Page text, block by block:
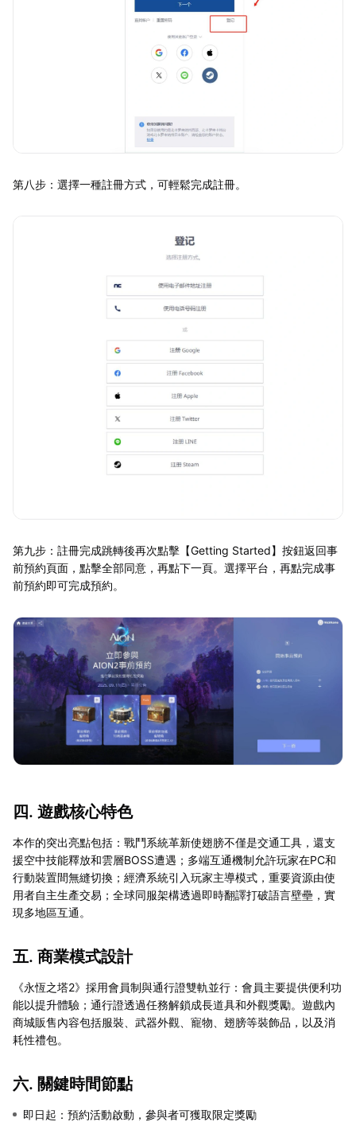
第八步：選擇一種註冊方式，可輕鬆完成註冊。
第九步：註冊完成跳轉後再次點擊【Getting Started】按鈕返回事
前預約頁面，點擊全部同意，再點下一頁。選擇平台，再點完成事
前預約即可完成預約。
四. 遊戲核心特色
本作的突出亮點包括：戰鬥系統革新使翅膀不僅是交通工具，還支
援空中技能釋放和雲層BOSS遭遇；多端互通機制允許玩家在PC和
行動裝置間無縫切換；經濟系統引入玩家主導模式，重要資源由使
用者自主生產交易；全球同服架構透過即時翻譯打破語言壁壘，實
現多地區互通。
五. 商業模式設計
《永恆之塔2》採用會員制與通行證雙軌並行：會員主要提供便利功
能以提升體驗；通行證透過任務解鎖成長道具和外觀獎勵。遊戲內
商城販售內容包括服裝、武器外觀、寵物、翅膀等裝飾品，以及消
耗性禮包。
六. 關鍵時間節點
即日起：預約活動啟動，參與者可獲取限定獎勵